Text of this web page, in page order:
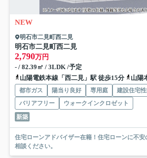
NEW
明石市二見町西二見
明石市二見町西二見
2,790万円
- / 82.39㎡ / 3LDK /予定
山陽電鉄本線「西二見」駅 徒歩15分
山陽
都市ガス 陽当り良好 専用庭
建設住宅
バリアフリー
ウォークインクロゼット
新築
住宅ローンアドバイザー在籍！住宅ローンに不
相談ください。